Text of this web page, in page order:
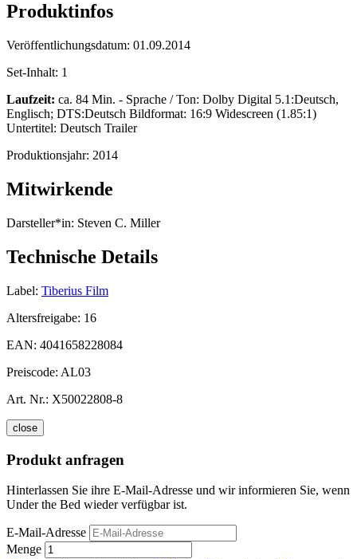
Produktinfos
Veröffentlichungsdatum: 01.09.2014
Set-Inhalt: 1
Laufzeit: ca. 84 Min. - Sprache / Ton: Dolby Digital 5.1:Deutsch,
Englisch; DTS:Deutsch Bildformat: 16:9 Widescreen (1.85:1)
Untertitel: Deutsch Trailer
Produktionsjahr: 2014
Mitwirkende
Darsteller*in: Steven C. Miller
Technische Details
Label: Tiberius Film
Altersfreigabe: 16
EAN: 4041658228084
Preiscode: AL03
Art. Nr.: X50022808-8
close
Produkt anfragen
Hinterlassen Sie ihre E-Mail-Adresse und wir informieren Sie, wenn
Under the Bed wieder verfügbar ist.
E-Mail-Adresse
Menge